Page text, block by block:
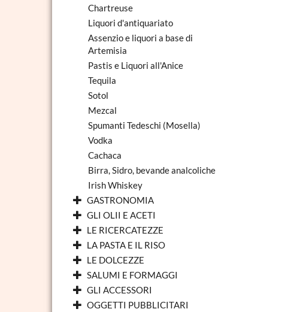
Chartreuse
Liquori d'antiquariato
Assenzio e liquori a base di
Artemisia
Pastis e Liquori all'Anice
Tequila
Sotol
Mezcal
Spumanti Tedeschi (Mosella)
Vodka
Cachaca
Birra, Sidro, bevande analcoliche
Irish Whiskey
GASTRONOMIA
GLI OLII E ACETI
LE RICERCATEZZE
LA PASTA E IL RISO
LE DOLCEZZE
SALUMI E FORMAGGI
GLI ACCESSORI
OGGETTI PUBBLICITARI